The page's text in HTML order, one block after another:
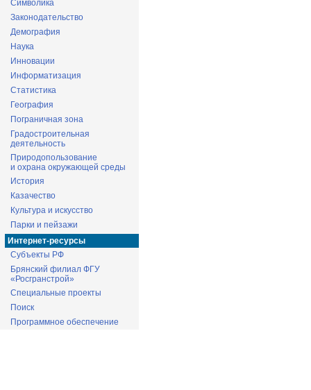
Символика
Законодательство
Демография
Наука
Инновации
Информатизация
Статистика
География
Пограничная зона
Градостроительная
деятельность
Природопользование
и охрана окружающей среды
История
Казачество
Культура и искусство
Парки и пейзажи
Интернет-ресурсы
Субъекты РФ
Брянский филиал ФГУ
«Росгранстрой»
Специальные проекты
Поиск
Программное обеспечение